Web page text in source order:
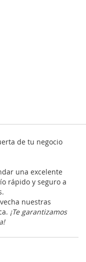
de tu negocio
una excelente
rápido y seguro a
nuestras
¡Te garantizamos